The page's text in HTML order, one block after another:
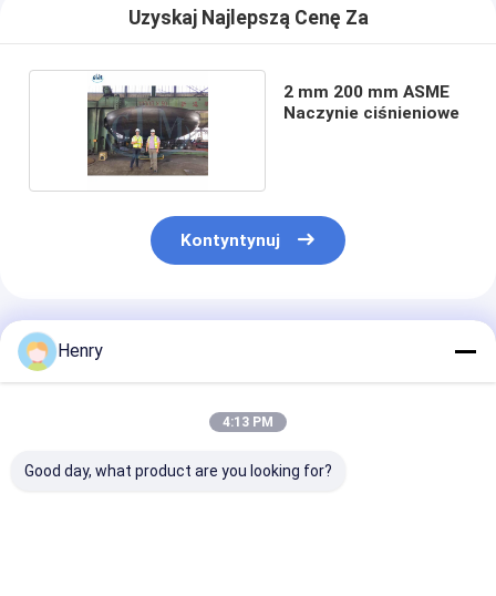
Uzyskaj Najlepszą Cenę Za
2 mm 200 mm ASME
Naczynie ciśnieniowe
Kontyntynuj
Polecane Produkty
Henry
4:13 PM
Good day, what product are you looking for?